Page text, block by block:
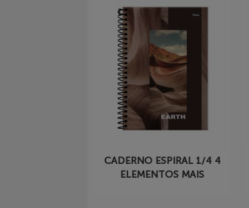
CADERNO ESPIRAL 1/4 4
ELEMENTOS MAIS